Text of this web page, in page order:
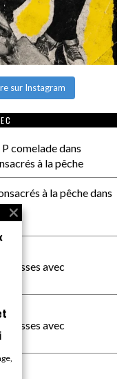
sur Instagram
comeladedans
à la pêche
à la pêchedans
classes avec
classes avec